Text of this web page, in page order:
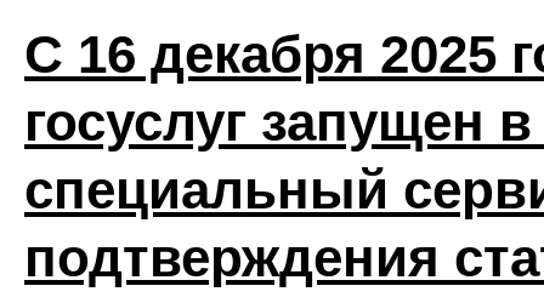
С 16 декабря 2025
госуслуг запущен
специальный
подтверждения